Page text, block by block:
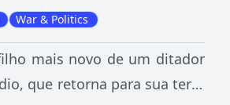
War & Politics
mais novo de um ditador
que retorna para sua terra